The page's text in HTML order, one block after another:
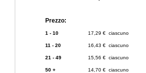
Prezzo:
1 - 10 17,29 € ciascuno
11 - 20 16,43 € ciascuno
21 - 49 15,56 € ciascuno
50 + 14,70 € ciascuno